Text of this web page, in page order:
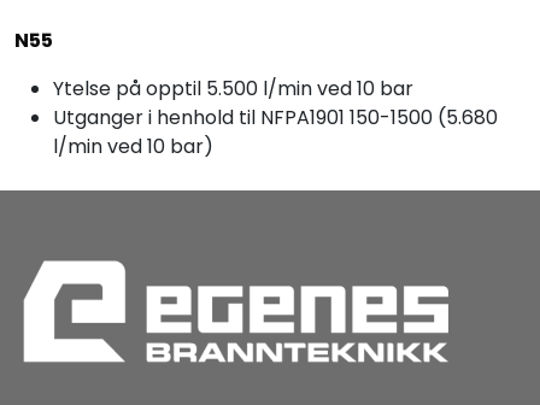
N55
Ytelse på opptil 5.500 l/min ved 10 bar
Utganger i henhold til NFPA1901 150-1500 (5.680
l/min ved 10 bar)